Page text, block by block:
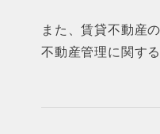
また、賃貸不動産
不動産管理に関す